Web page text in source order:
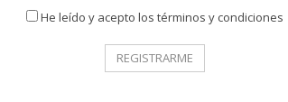
He leído y acepto los términos y condiciones